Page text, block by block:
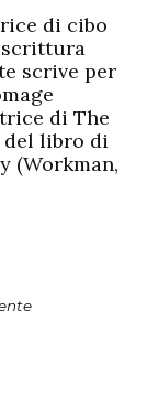
di cibo
scrittura
scrive per
di The
del libro di
(Workman,